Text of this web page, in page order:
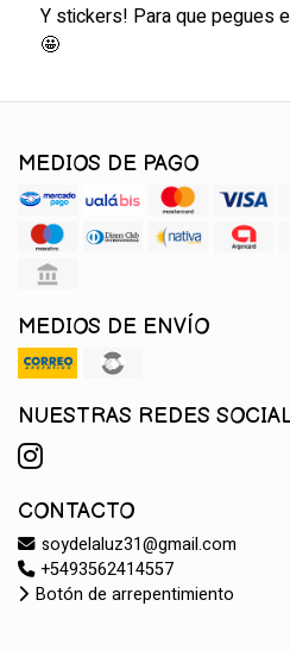
Y stickers! Para que pegues
🤩
MEDIOS DE PAGO
MEDIOS DE ENVÍO
NUESTRAS REDES
CONTACTO
soydelaluz31@gmail.com
+5493562414557
Botón de arrepentimiento